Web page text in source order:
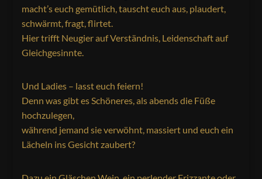
macht’s euch gemütlich, tauscht euch aus, plaudert,
schwärmt, fragt, flirtet.
Hier trifft Neugier auf Verständnis, Leidenschaft auf
Gleichgesinnte.
Und Ladies – lasst euch feiern!
Denn was gibt es Schöneres, als abends die Füße
hochzulegen,
während jemand sie verwöhnt, massiert und euch ein
Lächeln ins Gesicht zaubert?